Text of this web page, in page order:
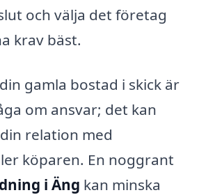
och välja det företag
krav bäst.
gamla bostad i skick är
om ansvar; det kan
relation med
köparen. En noggrant
i Äng kan minska